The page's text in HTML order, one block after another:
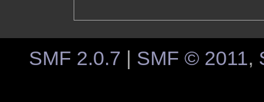
SMF 2.0.7 SMF © 2011,